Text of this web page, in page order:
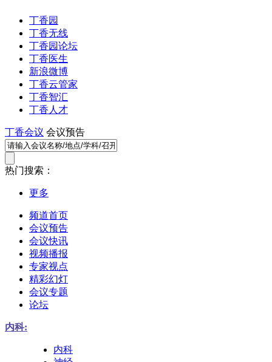
丁香园
丁香无线
丁香园论坛
丁香医生
新浪微博
丁香云管家
丁香智汇
丁香人才
丁香会议 会议预告
热门搜索：
更多
频道首页
会议预告
会议快讯
视频播报
专家视点
精彩幻灯
会议专题
论坛
内科:
内科